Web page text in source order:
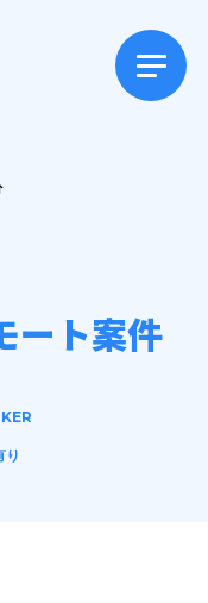
ト案件
り